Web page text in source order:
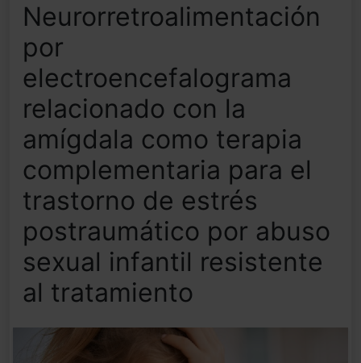
Neurorretroalimentación
por
electroencefalograma
relacionado con la
amígdala como terapia
complementaria para el
trastorno de estrés
postraumático por abuso
sexual infantil resistente
al tratamiento